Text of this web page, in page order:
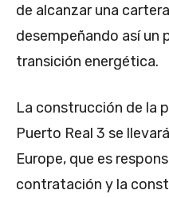
de alcanzar una
desempeñando así un
transición energética.
La construcción de la
Puerto Real 3 se
Europe, que es
contratación y la